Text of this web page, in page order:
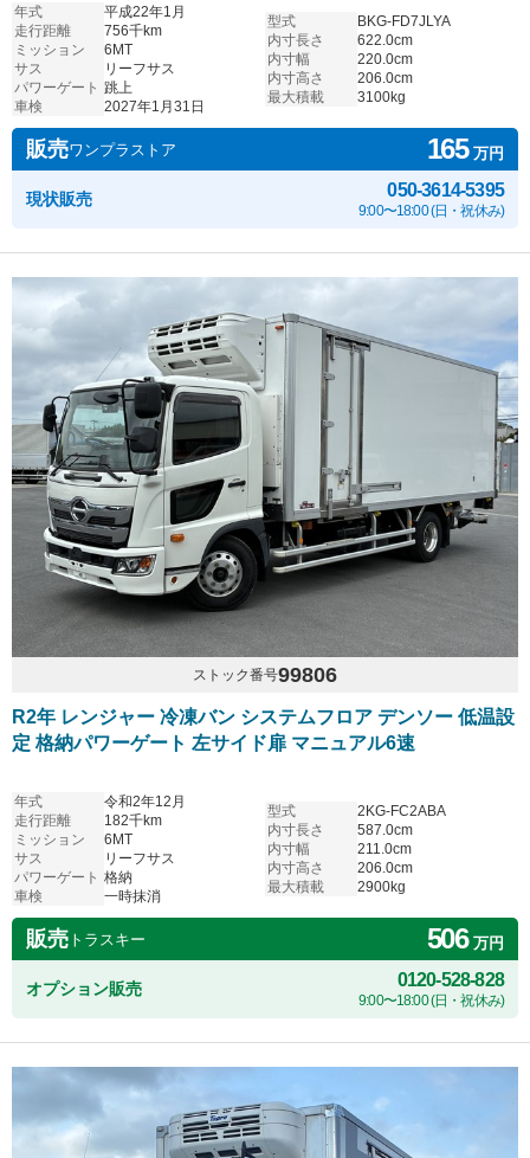
年式
平成22年1月
走行距離
756千km
ミッション
6MT
サス
リーフサス
パワーゲート 跳上
車検
2027年1月31日
型式
BKG-FD7JLYA
内寸長さ
622.0cm
内寸幅
220.0cm
内寸高さ
206.0cm
最大積載
3100kg
販売ワンプラストア 165万円
現状販売 050-3614-5395
9:00〜18:00 (日・祝休み)
ストック番号99806
R2年 レンジャー 冷凍バン システムフロア デンソー 低温設
定 格納パワーゲート 左サイド扉 マニュアル6速
年式
令和2年12月
走行距離
182千km
ミッション
6MT
サス
リーフサス
パワーゲート 格納
車検
一時抹消
型式
2KG-FC2ABA
内寸長さ
587.0cm
内寸幅
211.0cm
内寸高さ
206.0cm
最大積載
2900kg
販売 トラスキー 506万円
オプション販売 0120-528-828
9:00〜18:00 (日・祝休み)